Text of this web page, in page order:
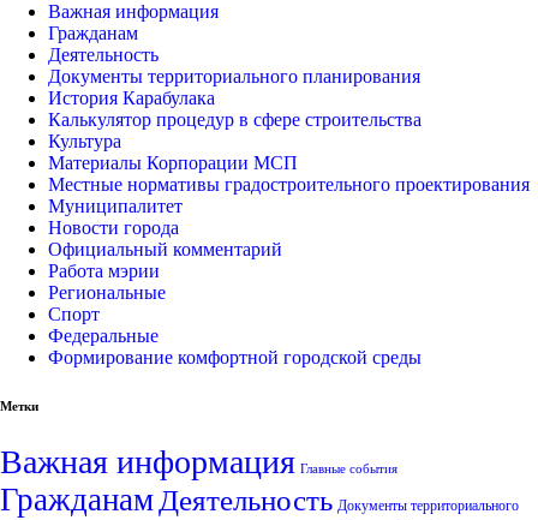
Важная информация
Гражданам
Деятельность
Документы территориального планирования
История Карабулака
Калькулятор процедур в сфере строительства
Культура
Материалы Корпорации МСП
Местные нормативы градостроительного проектирования
Муниципалитет
Новости города
Официальный комментарий
Работа мэрии
Региональные
Спорт
Федеральные
Формирование комфортной городской среды
Метки
Важная информация Главные события
Гражданам Деятельность Документы территориального